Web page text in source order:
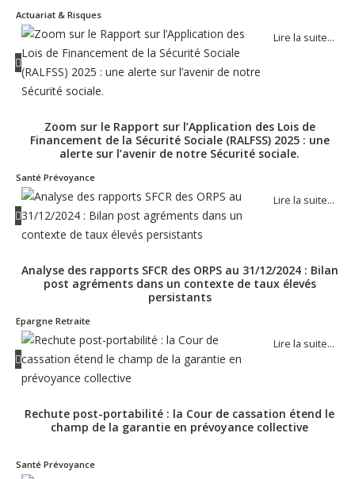
Actuariat & Risques
Lire la suite…
Zoom sur le Rapport sur l’Application des Lois de
Financement de la Sécurité Sociale (RALFSS) 2025 : une
alerte sur l’avenir de notre Sécurité sociale.
Santé Prévoyance
Lire la suite…
Analyse des rapports SFCR des ORPS au 31/12/2024 : Bilan
post agréments dans un contexte de taux élevés
persistants
Epargne Retraite
Lire la suite…
Rechute post-portabilité : la Cour de cassation étend le
champ de la garantie en prévoyance collective
Santé Prévoyance